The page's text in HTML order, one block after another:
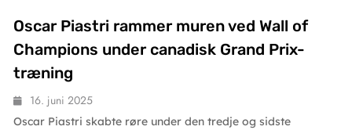
Oscar Piastri rammer muren ved Wall of
Champions under canadisk Grand Prix-
træning
16. juni 2025
Oscar Piastri skabte røre under den tredje og sidste